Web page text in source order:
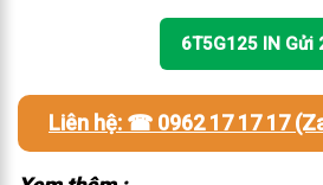
6T5G125 IN Gửi
Liên hệ: ☎ 0962 17 17 17